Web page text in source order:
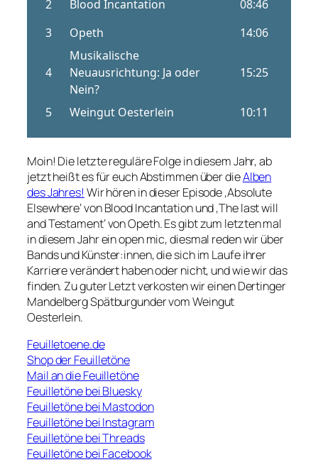
Moin! Die letzte reguläre Folge in diesem Jahr, ab
jetzt heißt es für euch Abstimmen über dieAlben
des Jahres! Wir hören in dieser Episode ‚Absolute
Elsewhere‘ von Blood Incantation und ‚The last will
and Testament‘ von Opeth. Es gibt zum letzten mal
in diesem Jahr ein open mic, diesmal reden wir über
Bands und Künster:innen, die sich im Laufe ihrer
Karriere verändert haben oder nicht, und wie wir das
finden. Zu guter Letzt verkosten wir einen Dertinger
Mandelberg Spätburgunder vom Weingut
Oesterlein.
Feuilletoene.de
Shop der Feuilletöne
Mail an die Feuilletöne
Feuilletöne bei Bluesky
Feuilletöne bei Mastodon
Feuilletöne bei Instagram
Feuilletöne bei Threads
Feuilletöne bei Facebook